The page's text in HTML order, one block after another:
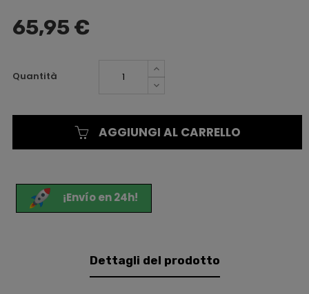
65,95 €
Quantità
AGGIUNGI AL CARRELLO
¡Envío en 24h!
Dettagli del prodotto